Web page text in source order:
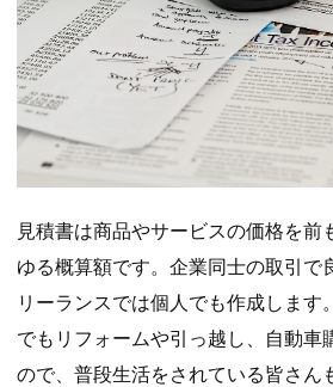
見積書は商品やサービスの価格を前
ゆる概算額です。企業同士の取引で
リーランスでは個人でも作成します
でもリフォームや引っ越し、自動車
ので、普段生活をされている皆さん